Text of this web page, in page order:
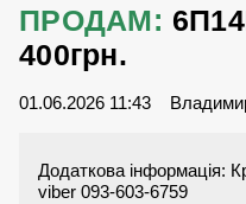
ПРОДАМ:
400грн.
01.06.2026 11:43
Додаткова інформація:
viber 093-603-6759